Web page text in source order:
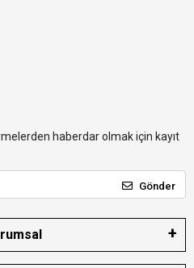
haberdar olmak için kayıt
Gönder